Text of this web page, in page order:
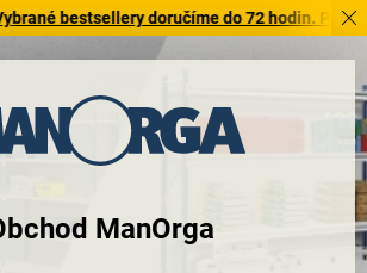
doručíme do 72 hodin. Prohlédněte
ManOrga